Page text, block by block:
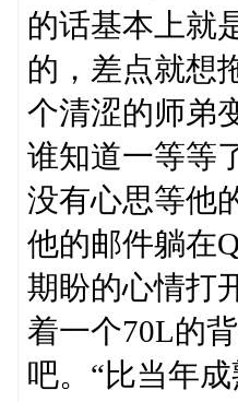
的话基本上就
的，差点就想
个清涩的师弟
谁知道一等等
没有心思等他
他的邮件躺在
期盼的心情打
着一个70L的
吧。“比当年